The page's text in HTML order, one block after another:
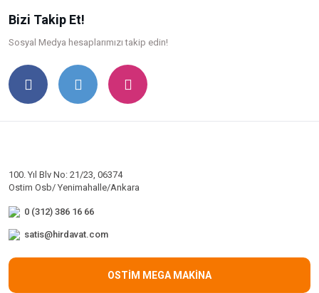
Bizi Takip Et!
Sosyal Medya hesaplarımızı takip edin!
100. Yıl Blv No: 21/23, 06374
Ostim Osb/ Yenimahalle/Ankara
0 (312) 386 16 66
satis@hirdavat.com
OSTİM MEGA MAKİNA